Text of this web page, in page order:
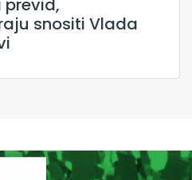
previd,
snositi Vlada